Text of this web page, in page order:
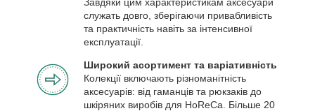
служать довго, зберігаючи привабливість
та практичність навіть за інтенсивної
експлуатації.
Широкий асортимент та варіативність
Колекції включають різноманітність
аксесуарів: від гаманців та рюкзаків до
шкіряних виробів для HoReCa. Більше 20